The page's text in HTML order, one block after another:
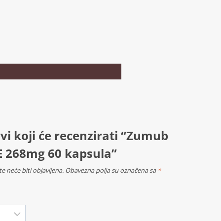
koji će recenzirati “Zumub
268mg 60 kapsula”
neće biti objavljena. Obavezna polja su označena sa *